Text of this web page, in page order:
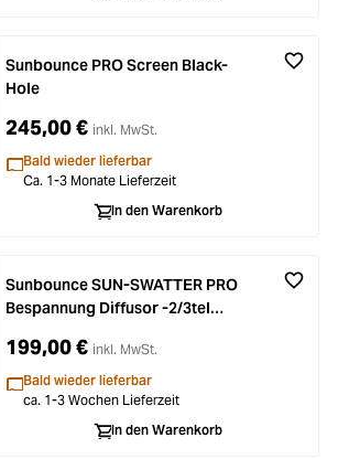
Sunbounce PRO Screen Black-
Hole
245,00 € inkl. MwSt.
Bald wieder lieferbar
Ca. 1-3 Monate Lieferzeit
In den Warenkorb
Sunbounce SUN-SWATTER PRO
Bespannung Diffusor -2/3tel
199,00 € inkl. MwSt.
Bald wieder lieferbar
ca. 1-3 Wochen Lieferzeit
In den Warenkorb